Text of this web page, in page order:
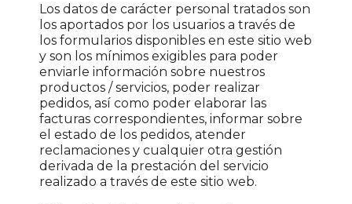
Los datos de carácter personal tratados son
los aportados por los usuarios a través de
los formularios disponibles en este sitio web
y son los mínimos exigibles para poder
enviarle información sobre nuestros
productos / servicios, poder realizar
pedidos, así como poder elaborar las
facturas correspondientes, informar sobre
el estado de los pedidos, atender
reclamaciones y cualquier otra gestión
derivada de la prestación del servicio
realizado a través de este sitio web.